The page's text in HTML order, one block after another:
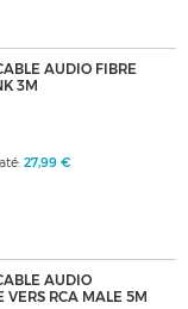
AUDIO FIBRE
3M
27,99 €
AUDIO
VERS RCA MALE 5M